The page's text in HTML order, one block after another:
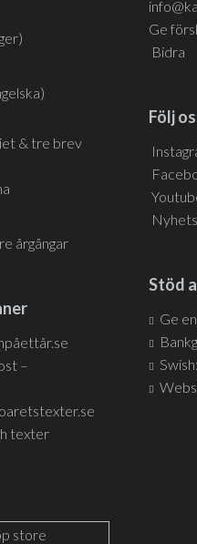
& tre brev
årgångar
–
texter
Ge
Bidra
Följ
Stöd
Ge